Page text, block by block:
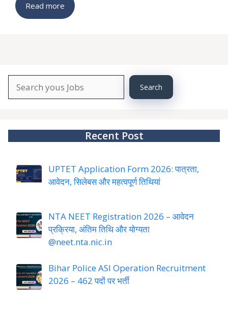
Read more
About
Search
Recent Post
UPTET Application Form 2026: पात्रता,
आवेदन, सिलेबस और महत्वपूर्ण तिथियां
NTA NEET Registration 2026 – आवेदन
प्रक्रिया, अंतिम तिथि और योग्यता
@neet.nta.nic.in
Bihar Police ASI Operation Recruitment
2026 – 462 पदों पर भर्ती